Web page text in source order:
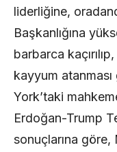
liderliğine,
Başkanlığına
barbarca
kayyum
York’taki
Erdoğan-Trump
sonuçlarına göre,